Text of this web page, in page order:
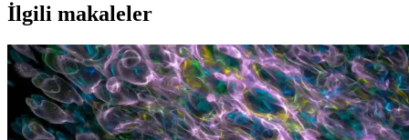
İlgili makaleler